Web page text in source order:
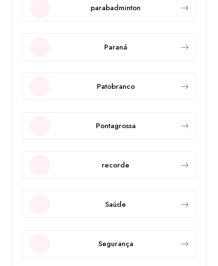
parabadminton
Paraná
Patobranco
Pontagrossa
recorde
Saúde
Segurança